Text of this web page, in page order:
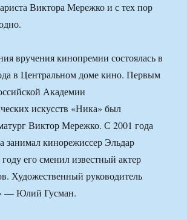
Виктора Мережко и с тех пор
вручения кинопремии состоялась в
в Центральном доме кино. Первым
Академии
искусств «Ника» был
Виктор Мережко. С 2001 года
занимал кинорежиссер Эльдар
его сменил известный актер
Художественный руководитель
— Юлий Гусман.